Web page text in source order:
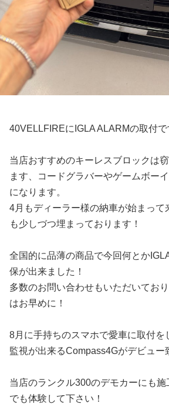
40VELLFIREにIGLA ALARMの取付で
当店おすすめのキーレスブロックは
ます、コードグラバーやゲームボー
になります。
4月もディーラー様の納車が始まって
も少しづつ埋まっております！
全国的に品薄の商品で今回何とか
保が出来ました！
多数のお問い合わせもいただいてお
はお早めに！
8月に手持ちのスマホで愛車に取付を
監視が出来るCompass4Gがデビュー
当店のランクル300のデモカーにも
でも体験して下さい！